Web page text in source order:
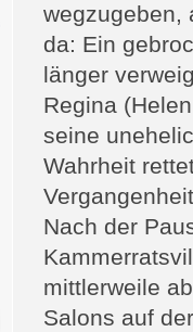
wegzugeben,
da: Ein
länger
Regina
seine
Wahrheit
Nach der
mittlerweile
Salons auf